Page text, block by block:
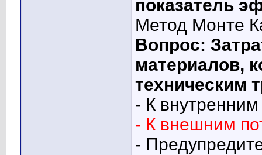
показатель
Метод Монте
Вопрос:
материалов,
техническим
- К
- К внешним
-